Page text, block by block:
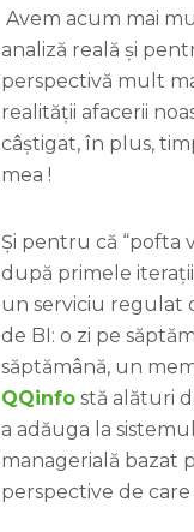
Avem acum mai
analiză reală și
perspectivă mult
realității afacerii
câștigat, în plus,
mea !
Și pentru că “pofta
după primele
un serviciu regulat
de BI: o zi pe
săptămână, un
QQinfo stă alături
a adăuga la
managerială bazat
perspective de care